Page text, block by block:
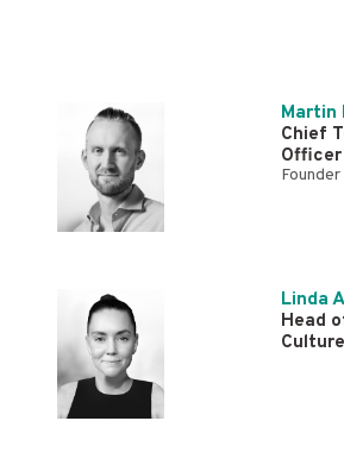
Martin
Chief
Officer
Founder
Linda
Head
Culture